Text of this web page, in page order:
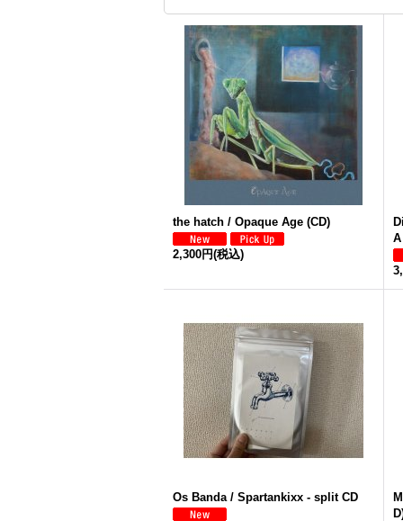
the hatch / Opaque Age (CD)
2,300円(税込)
Os Banda / Spartankixx - split CD